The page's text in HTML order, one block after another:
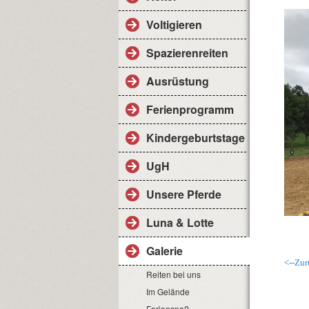
Voltigieren
Spazierenreiten
Ausrüstung
Ferienprogramm
Kindergeburtstage
UgH
Unsere Pferde
Luna & Lotte
Galerie
Reiten bei uns
Im Gelände
<--